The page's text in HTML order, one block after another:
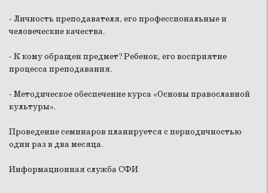
- Личность преподавателя, его профессиональные и
человеческие качества.
- К кому обращен предмет? Ребенок, его восприятие
процесса преподавания.
- Методическое обеспечение курса «Основы православной
культуры».
Проведение семинаров планируется с периодичностью
один раз в два месяца.
Информационная служба СФИ